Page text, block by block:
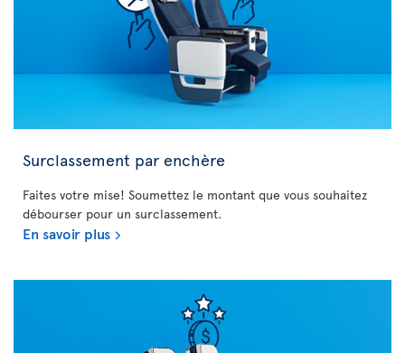
Surclassement par enchère
Faites votre mise! Soumettez le montant que vous souhaitez
débourser pour un surclassement.
En savoir plus